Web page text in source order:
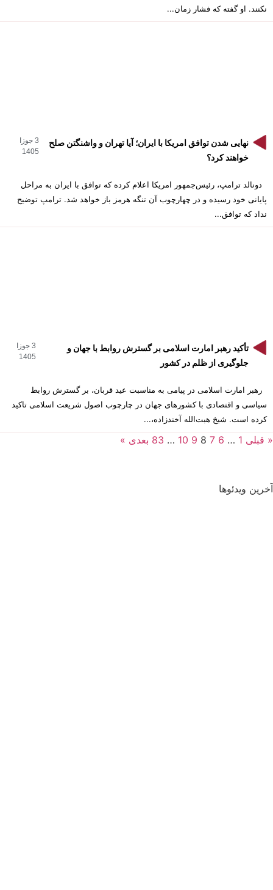
نکنند. او گفته که فشار زمان...
نهایی شدن توافق امریکا با ایران؛ آیا تهران و واشنگتن صلح
خواهند کرد؟
3 جوزا
1405
دونالد ترامپ، رئیس‌جمهور امریکا اعلام کرده که توافق با ایران به مراحل
پایانی خود رسیده و در چهارچوب آن تنگه هرمز باز خواهد شد. ترامپ توضیح
نداد که توافق...
تأکید رهبر امارت اسلامی بر گسترش روابط با جهان و
جلوگیری از ظلم در کشور
3 جوزا
1405
رهبر امارت اسلامی در پیامی به مناسبت عید قربان، بر گسترش روابط
سیاسی و اقتصادی با کشورهای جهان در چارچوب اصول شریعت اسلامی تاکید
کرده است. شیخ هبت‌الله آخندزاده،...
« قبلی 1
…
6
7
8
9
10
…
83 بعدی »
آخرین ویدئوها